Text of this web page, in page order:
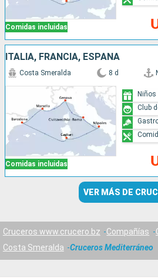
Comidas incluidas
ITALIA, FRANCIA, ESPAÑA
Comidas incluidas
Costa Smeralda 8 d
Niños
Club
VER MÁS DE
Cruceros www.crucero.bz Compañías
Costa Smeralda
Cruceros Mediterráneo